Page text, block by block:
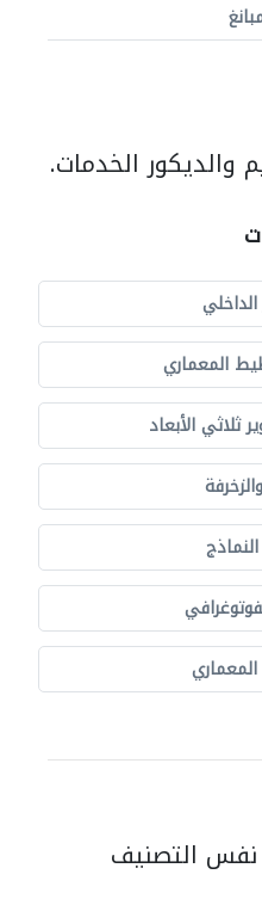
والديكور الخدمات.
الداخلي
المعماري
ثلاثي الأبعاد
نفس التصنيف